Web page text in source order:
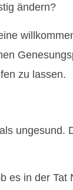
ändern?
zu lassen.
ungesund.
es in der Tat